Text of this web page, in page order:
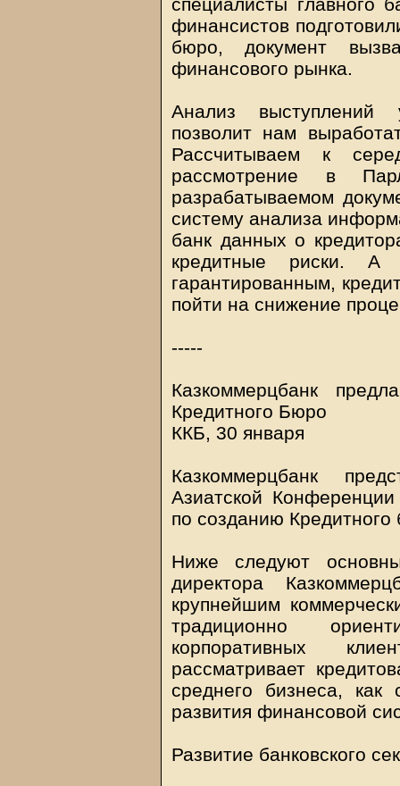
финансистов
бюро, документ
финансового рынка.
Анализ выступлений
позволит нам
Рассчитываем к
рассмотрение в
разрабатываемом
систему анализа
банк данных о
кредитные риски. А
гарантированным,
пойти на снижение
-----
Казкоммерцбанк
Кредитного Бюро
ККБ, 30 января
Казкоммерцбанк
Азиатской
по созданию
Ниже следуют
директора
крупнейшим
традиционно
корпоративных
рассматривает
среднего бизнеса, как
развития финансовой
Развитие банковского